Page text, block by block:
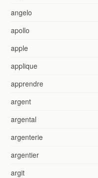
angelo
apollo
apple
applique
apprendre
argent
argental
argenterie
argentier
argit